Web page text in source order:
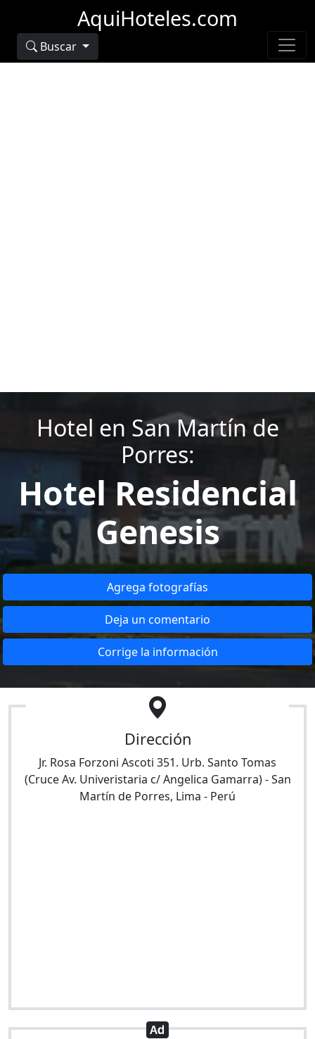
AquiHoteles.com
Buscar
Hotel en San Martín de
Porres:
Hotel Residencial
Genesis
Agrega fotografías
Deja un comentario
Corrige la información
Dirección
Jr. Rosa Forzoni Ascoti 351. Urb. Santo Tomas
(Cruce Av. Univeristaria c/ Angelica Gamarra)-San
Martín de Porres, Lima - Perú